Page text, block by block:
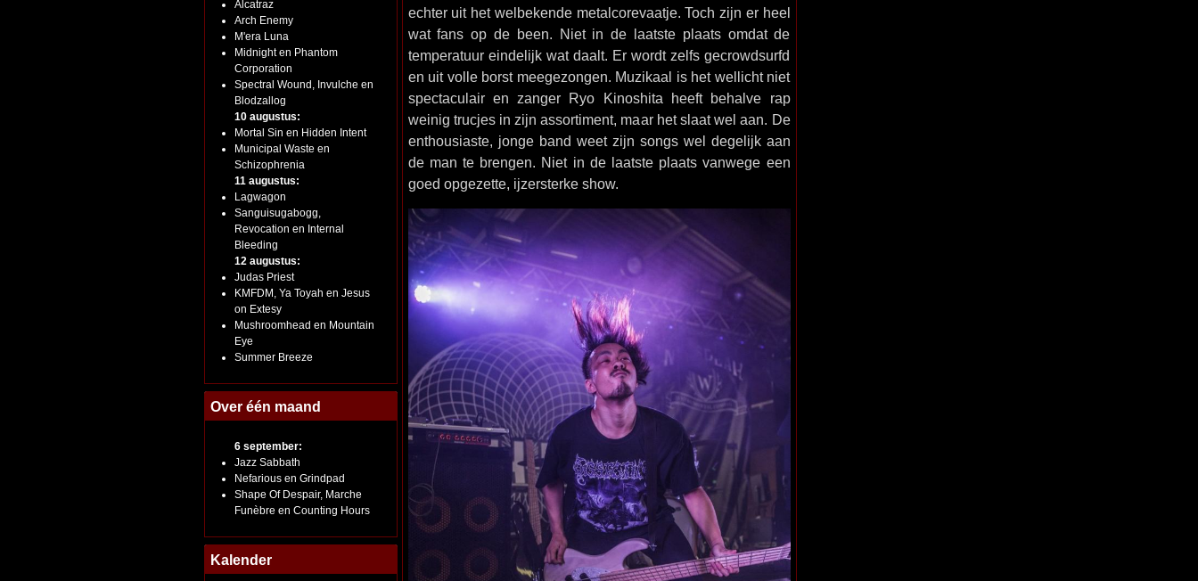
Alcatraz
Arch Enemy
M'era Luna
Midnight en Phantom
Corporation
Spectral Wound, Invulche en
Blodzallog
10 augustus:
Mortal Sin en Hidden Intent
Municipal Waste en
Schizophrenia
11 augustus:
Lagwagon
Sanguisugabogg,
Revocation en Internal
Bleeding
12 augustus:
Judas Priest
KMFDM, Ya Toyah en Jesus
on Extesy
Mushroomhead en Mountain
Eye
Summer Breeze
Over één maand
6 september:
Jazz Sabbath
Nefarious en Grindpad
Shape Of Despair, Marche
Funèbre en Counting Hours
Kalender
echter uit het welbekende metalcorevaatje. Toch zijn er heel
wat fans op de been. Niet in de laatste plaats omdat de
temperatuur eindelijk wat daalt. Er wordt zelfs gecrowdsurfd
en uit volle borst meegezongen. Muzikaal is het wellicht niet
spectaculair en zanger Ryo Kinoshita heeft behalve rap
weinig trucjes in zijn assortiment, maar het slaat wel aan. De
enthousiaste, jonge band weet zijn songs wel degelijk aan
de man te brengen. Niet in de laatste plaats vanwege een
goed opgezette, ijzersterke show.